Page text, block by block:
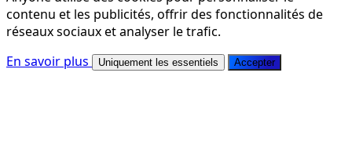
contenu et les publicités, offrir des fonctionnalités de
réseaux sociaux et analyser le trafic.
En savoir plus
Uniquement les essentiels Accepter